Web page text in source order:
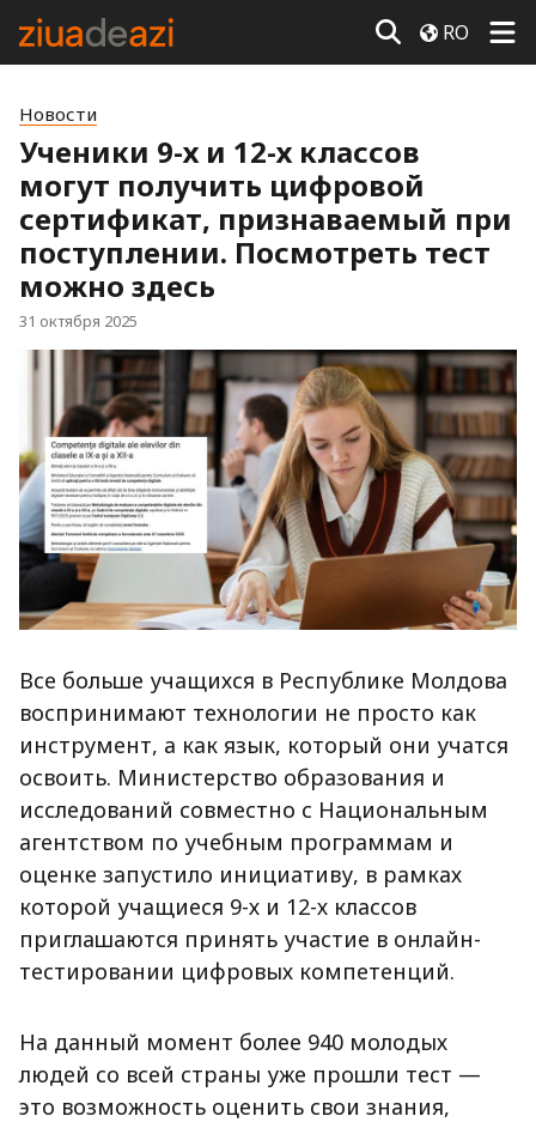
RO
Новости
Ученики 9-х и 12-х классов
могут получить цифровой
сертификат, признаваемый при
поступлении. Посмотреть тест
можно здесь
31 октября 2025
Все больше учащихся в Республике Молдова
воспринимают технологии не просто как
инструмент, а как язык, который они учатся
освоить. Министерство образования и
исследований совместно с Национальным
агентством по учебным программам и
оценке запустило инициативу, в рамках
которой учащиеся 9-х и 12-х классов
приглашаются принять участие в онлайн-
тестировании цифровых компетенций.
На данный момент более 940 молодых
людей со всей страны уже прошли тест —
это возможность оценить свои знания,